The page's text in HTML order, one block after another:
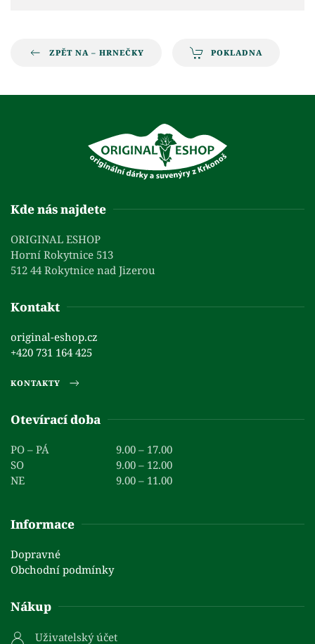
ZPĚT NA – HRNEČKY POKLADNA
Kde nás najdete
ORIGINAL ESHOP
Horní Rokytnice 513
512 44 Rokytnice nad Jizerou
Kontakt
original-eshop.cz
+420 731 164 425
KONTAKTY
Otevírací doba
PO – PÁ
9.00 – 17.00
SO
9.00 – 12.00
NE
9.00 – 11.00
Informace
Dopravné
Obchodní podmínky
Nákup
Uživatelský účet